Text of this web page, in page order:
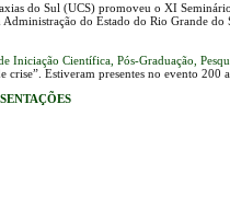
do Sul (UCS) promoveu o XI
do Estado do Rio Grande
Iniciação Científica, Pós-Graduação,
Estiveram presentes no evento 200